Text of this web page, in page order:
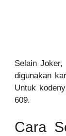
Selain Joker,
digunakan
Untuk
609.
Cara